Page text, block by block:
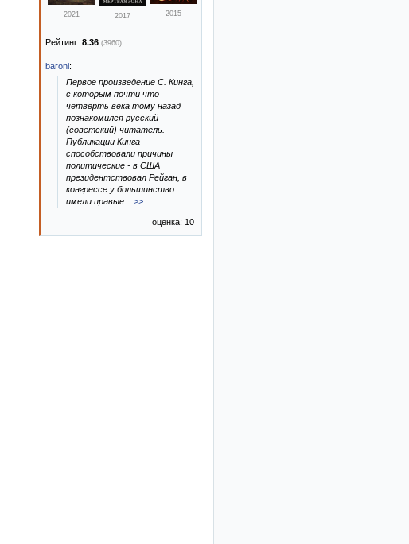
2021 2017 2015
Рейтинг: 8.36 (3960)
baroni:
Первое произведение С. Кинга,
с которым почти что
четверть века тому назад
познакомился русский
(советский) читатель.
Публикации Кинга
способствовали причины
политические - в США
президентствовал Рейган, в
конгрессе у большинство
имели правые
>>
оценка: 10